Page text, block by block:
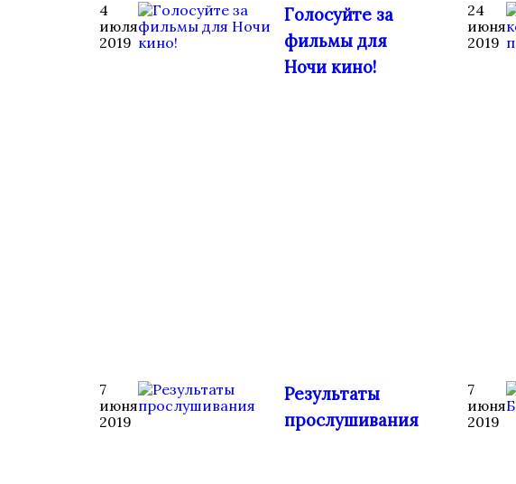
4
июля
2019
Голосуйте за
фильмы для
Ночи кино!
24
июня
2019
7
июня
2019
Результаты
прослушивания
7
июня
2019